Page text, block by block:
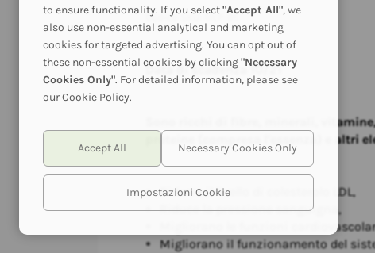
Codice SKU: MLP-B1
Data di scadenza 10/21
Sono ricchi di fibre, minerali,
proteine (compresa l'essenza) e altri
Ridurre il livello di colesterolo LDL,
Riduce la pressione sanguigna,
Migliorano le funzioni
Migliorano il funzionamento del
to ensure functionality. If you select"Accept All", we
also use non-essential analytical and marketing
cookies for targeted advertising. You can opt out of
these non-essential cookies by clicking"Necessary
Cookies Only". For detailed information, please see
our Cookie Policy.
Impostazioni Cookie